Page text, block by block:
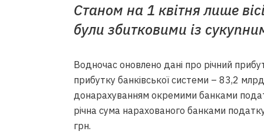
Станом на 1 квітня лише
були збитковими із
Водночас оновлено дані про річний
прибутку банківської системи – 83,2
донарахуванням окремими банками
річна сума нарахованого банками
грн.